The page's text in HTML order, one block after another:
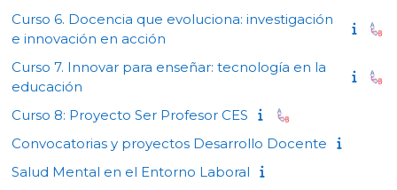
Curso 6. Docencia que evoluciona: investigación
e innovación en acción
Curso 7. Innovar para enseñar: tecnología en la
educación
Curso 8: Proyecto Ser Profesor CES
Convocatorias y proyectos Desarrollo Docente
Salud Mental en el Entorno Laboral